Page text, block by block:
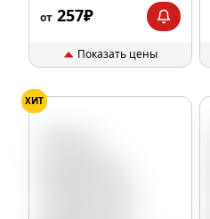
от 257₽
Показать цены
ХИТ